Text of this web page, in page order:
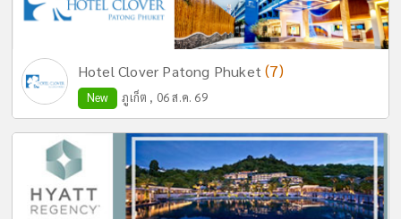
Hotel Clover Patong Phuket(7)
New ภูเก็ต , 06 ส.ค. 69